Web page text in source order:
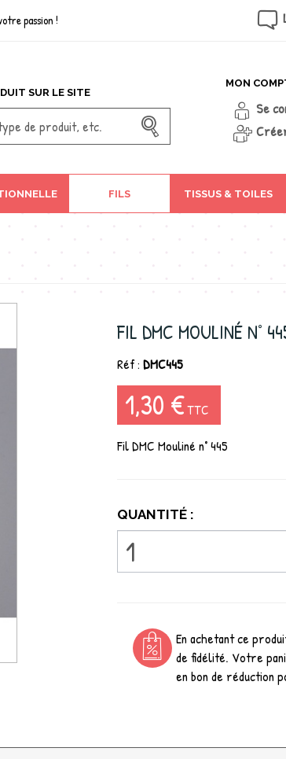
passion !
SUR LE SITE
MON
Se
FILS TISSUS & TOILES
FIL DMC MOULINÉ N°
Réf : DMC445
1,30 €TTC
Fil DMC Mouliné n° 445
QUANTITÉ :
En achetant ce
de fidélité. Votre
en bon de réduction